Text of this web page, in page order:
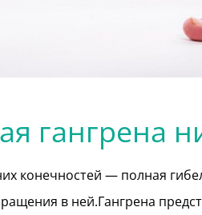
гангрена
конечностей — полная
в ней.Гангрена